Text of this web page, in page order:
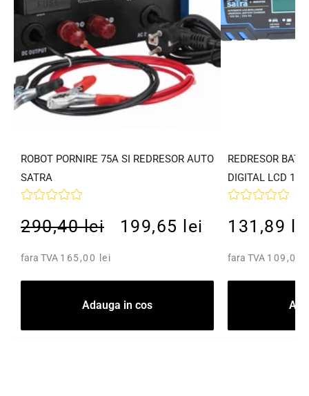
ROBOT PORNIRE 75A SI REDRESOR AUTO
SATRA
290,40 lei 199,65 lei
fara TVA 165,00 lei
Adauga in cos
REDRESOR
DIGITAL LCD
131,89
fara TVA 109,00